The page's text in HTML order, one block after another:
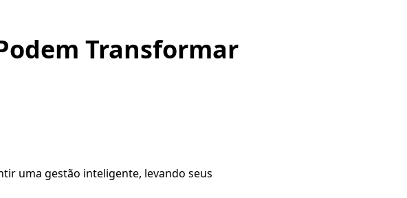
Transformar
uma gestão inteligente, levando seus